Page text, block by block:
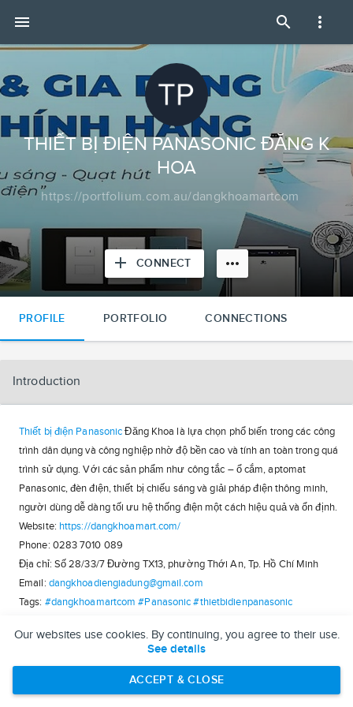
Our websites use cookies. By continuing, you agree to their use.
See details
ACCEPT & CLOSE
menu search more_vert
THIẾT BỊ ĐIỆN PANASONIC ĐĂNG K
HOA
https://portfolium.com.au/dangkhoamartcom
add CONNECT more_horiz
PROFILE PORTFOLIO CONNECTIONS
Introduction
Thiết bị điện PanasonicĐăng Khoa là lựa chọn phổ biến trong các công
trình dân dụng và công nghiệp nhờ độ bền cao và tính an toàn trong quá
trình sử dụng. Với các sản phẩm như công tắc – ổ cắm, aptomat
Panasonic, đèn điện, thiết bị chiếu sáng và giải pháp điện thông minh,
người dùng dễ dàng tối ưu hệ thống điện một cách hiệu quả và ổn định.
Website: https://dangkhoamart.com/
Phone: 0283 7010 089
Địa chỉ: Số 28/33/7 Đường TX13, phường Thới An, Tp. Hồ Chí Minh
Email: dangkhoadiengiadung@gmail.com
Tags: #dangkhoamartcom #Panasonic #thietbidienpanasonic
#quatthonggiomitsubishi
Quạt thông gió panasonic:https://dangkhoamart.com/quat-thong-gio-
panasonic
ĐIỆN
ĐĂNG
Portfolium